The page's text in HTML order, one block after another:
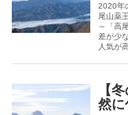
2020年
尾山薬
～「高
差が少
人気が
【
然に